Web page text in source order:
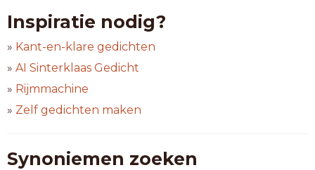
Inspiratie nodig?
» Kant-en-klare gedichten
» AI Sinterklaas Gedicht
» Rijmmachine
» Zelf gedichten maken
Synoniemen zoeken